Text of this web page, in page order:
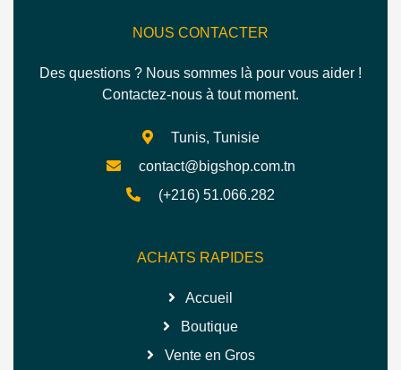
NOUS CONTACTER
Des questions ? Nous sommes là pour vous aider !
Contactez-nous à tout moment.
Tunis, Tunisie
contact@bigshop.com.tn
(+216) 51.066.282
ACHATS RAPIDES
Accueil
Boutique
Vente en Gros